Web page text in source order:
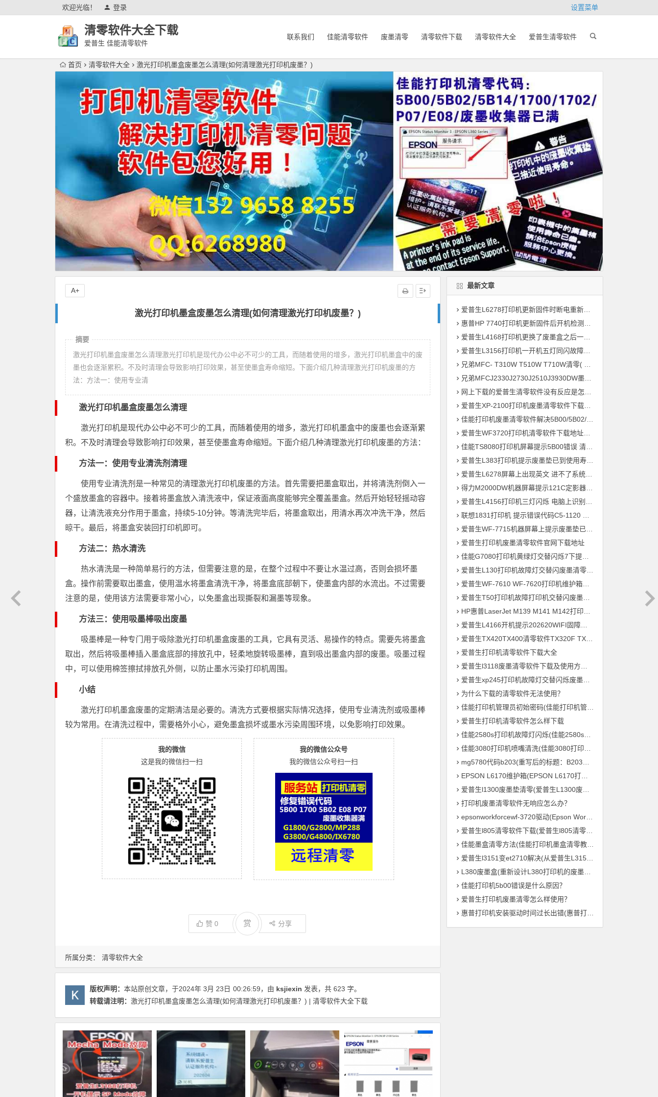
欢迎光临！ 登录 设置菜单
清零软件大全下载
爱普生 佳能清零软件
联系我们 佳能清零软件 废墨清零 清零软件下载 清零软件大全 爱普生清零软件
首页 清零软件大全 激光打印机墨盒废墨怎么清理(如何清理激光打印机废墨？)
激光打印机墨盒废墨怎么清理(如何清理激光打印机废墨？)
A+
所属分类： 清零软件大全
摘要
激光打印机墨盒废墨怎么清理激光打印机是现代办公中必不可少的工具，而随着使用的增多，激光打印机墨盒中的废
墨也会逐渐累积。不及时清理会导致影响打印效果，甚至使墨盒寿命缩短。下面介绍几种清理激光打印机废墨的方
法：方法一：使用专业清
激光打印机墨盒废墨怎么清理
激光打印机是现代办公中必不可少的工具，而随着使用的增多，激光打印机墨盒中的废墨也会逐渐累
积。不及时清理会导致影响打印效果，甚至使墨盒寿命缩短。下面介绍几种清理激光打印机废墨的方法：
方法一：使用专业清洗剂清理
使用专业清洗剂是一种常见的清理激光打印机废墨的方法。首先需要把墨盒取出，并将清洗剂倒入一
个盛放墨盒的容器中。接着将墨盒放入清洗液中，保证液面高度能够完全覆盖墨盒。然后开始轻轻摇动容
器，让清洗液充分作用于墨盒，持续5-10分钟。等清洗完毕后，将墨盒取出，用清水再次冲洗干净，然后
晾干。最后，将墨盒安装回打印机即可。
方法二：热水清洗
热水清洗是一种简单易行的方法，但需要注意的是，在整个过程中不要让水温过高，否则会损坏墨
盒。操作前需要取出墨盒，使用温水将墨盒清洗干净，将墨盒底部朝下，使墨盒内部的水流出。不过需要
注意的是，使用该方法需要非常小心，以免墨盒出现撕裂和漏墨等现象。
方法三：使用吸墨棒吸出废墨
吸墨棒是一种专门用于吸除激光打印机墨盒废墨的工具，它具有灵活、易操作的特点。需要先将墨盒
取出，然后将吸墨棒插入墨盒底部的排放孔中，轻柔地旋转吸墨棒，直到吸出墨盒内部的废墨。吸墨过程
中，可以使用棉签擦拭排放孔外侧，以防止墨水污染打印机周围。
小结
激光打印机墨盒废墨的定期清洁是必要的。清洗方式要根据实际情况选择，使用专业清洗剂或吸墨棒
较为常用。在清洗过程中，需要格外小心，避免墨盒损坏或墨水污染周围环境，以免影响打印效果。
我的微信
这是我的微信扫一扫
我的微信公众号
我的微信公众号扫一扫
赞 0 赏 分享
版权声明： 本站原创文章，于2024年 3月 23日 00:26:59，由 ksjiexin 发表，共 623 字。
转载请注明： 激光打印机墨盒废墨怎么清理(如何清理激光打印机废墨？) | 清零软件大全下载
最新文章
爱普生L6278打印机更新固件时断电重新开机后一直提示Recovery Mode故障
惠普HP 7740打印机更新固件后开机检测到非HP芯片刷机降级解决教程
爱普生L4168打印机更换了废墨盒之后一开机提示202604故障代码维修
爱普生L3156打印机一开机五灯同闪故障远程维修
兄弟MFC- T310W T510W T710W清零( 墨水回收盒已满，将满或设备故障46 )
兄弟MFCJ2330J2730J2510J3930DW墨水国收盒已满清零教程
网上下载的爱普生清零软件没有反应是怎么回事 ?
爱普生XP-2100打印机废墨清零软件下载及使用方法
佳能打印机废墨清零软件解决5B00/5B02/1700故障
爱普生WF3720打印机清零软件下载地址大全
佳能TS8080打印机屏幕提示5B00错误 清零快速解决问题
爱普生L383打印机提示废墨垫已到使用寿命通过清零快速解决问题
爱普生L6278屏幕上出现英文 进不了系统 刷固件快速解决问题
得力M2000DW机器屏幕提示121C定影器错误 快速解决方法
爱普生L4156打印机三灯闪烁 电脑上识别ET-2700型号 刷固件快速解决问题
联想1831打印机 提示错误代码C5-1120 C6-1120提示更换新的转印带装置 定影组件装置 快速解决方案
爱普生WF-7715机器屏幕上提示废墨垫已到使用寿命用软件清零快速解决问题
爱普生打印机废墨清零软件官网下载地址
佳能G7080打印机黄绿灯交替闪烁7下提示5B00废墨清零教程
爱普生L130打印机故障灯交替闪废墨清零软件下载方法教程
爱普生WF-7610 WF-7620打印机维护箱寿命清零不识别墨盒远程刷机
爱普生T50打印机故障打印机交替闪废墨清零软件下载教程
HP惠普LaserJet M139 M141 M142打印机屏幕显示电脑上识别机器型号为3020
爱普生L4166开机提示202620WIFI固障维修教程
爱普生TX420TX400清零软件TX320F TX700w打印机废墨收集垫满
爱普生打印机清零软件下载大全
爱普生l3118废墨清零软件下载及使用方法教程
爱普生xp245打印机故障灯交替闪烁废墨清零软件下载及使用方法教程
为什么下载的清零软件无法使用？
佳能打印机管理员初始密码(佳能打印机管理员默认密码是什么？)
爱普生打印机清零软件怎么样下载
佳能2580s打印机故障灯闪烁(佳能2580s打印机故障灯频繁闪烁怎么办？)
佳能3080打印机喷嘴清洗(佳能3080打印机喷头清理方法)
mg5780代码b203(重写后的标题：B203毛绒鸟打印机 – MG5780系列的新成员)
EPSON L6170维护箱(EPSON L6170打印机维护盒的重要性)
爱普生l1300废墨垫清零(爱普生L1300废墨垫重置，让您的打印机继续高效输出！)
打印机废墨清零软件无响应怎么办？
epsonworkforcewf-3720驱动(Epson WorkForce WF-3720 打印机驱动下载及安装教程)
爱普生l805清零软件下载(爱普生l805清零软件免费下载)
佳能墨盒清零方法(佳能打印机墨盒清零教程，轻松零成本重复利用)
爱普生l3151变et2710解决(从爱普生L3151到ET2710：打印机参数全解析)
L380废墨盒(重新设计L380打印机的废墨处理系统)
佳能打印机5b00错误是什么原因？
爱普生打印机废墨清零怎么样使用？
惠普打印机安装驱动时间过长出错(惠普打印机驱动安装时间异常——解决方法总结)